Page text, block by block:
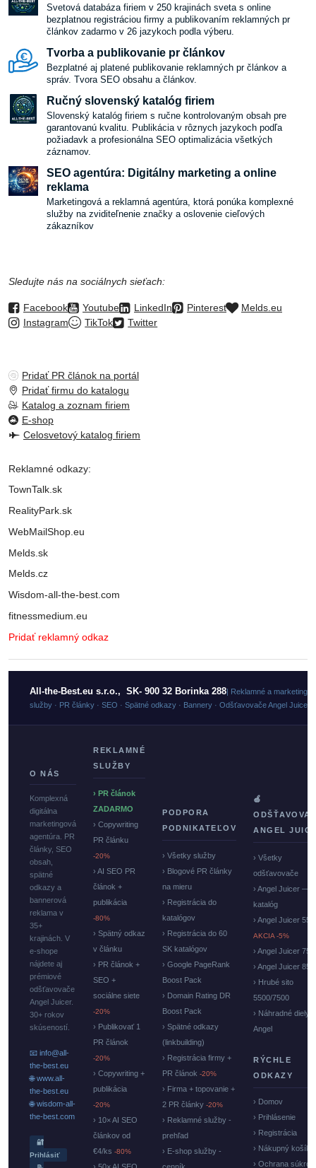
Svetová databáza firiem v 250 krajinách sveta s online
bezplatnou registráciou firmy a publikovaním reklamných pr
článkov zadarmo v 26 jazykoch podla výberu.
Tvorba a publikovanie pr článkov
Bezplatné aj platené publikovanie reklamných pr článkov a
správ. Tvora SEO obsahu a článkov.
Ručný slovenský katalóg firiem
Slovenský katalóg firiem s ručne kontrolovaným obsah pre
garantovanú kvalitu. Publikácia v rôznych jazykoch podľa
požiadavk a profesionálna SEO optimalizácia všetkých
záznamov.
SEO agentúra: Digitálny marketing a online
reklama
Marketingová a reklamná agentúra, ktorá ponúka komplexné
služby na zviditeľnenie značky a oslovenie cieľových
zákazníkov
Sledujte nás na sociálnych sieťach:
Facebook Youtube LinkedIn Pinterest
Melds.eu
Instagram
TikTok Twitter
Pridať PR článok na portál
Pridať firmu do katalogu
Katalog a zoznam firiem
E-shop
Celosvetový katalog firiem
Reklamné odkazy:
TownTalk.sk
RealityPark.sk
WebMailShop.eu
Melds.sk
Melds.cz
Wisdom-all-the-best.com
fitnessmedium.eu
Pridať reklamný odkaz
All-the-Best.eu s.r.o., SK- 900 32 Borinka 288| Reklamné a
služby · PR články · SEO · Spätné odkazy · Bannery · Odšťavovače Angel Juicer
O NÁS
Komplexná
digitálna
marketingová
agentúra. PR
články, SEO
obsah,
spätné
odkazy a
bannerová
reklama v
35+
krajinách. V
e-shope
nájdete aj
prémiové
odšťavovače
Angel Juicer.
30+ rokov
skúseností.
📧 info@all-
the-best.eu
🌐 www.all-
the-best.eu
🌐 wisdom-all-
the-best.com
🔐
Prihlásiť
REKLAMNÉ
SLUŽBY
› PR článok
ZADARMO
› Copywriting
PR článku
-20%
› AI SEO PR
článok +
publikácia
-80%
› Spätný odkaz
v článku
› PR článok +
SEO +
sociálne siete
-20%
› Publikovať 1
PR článok
-20%
› Copywriting +
publikácia
-20%
› 10× AI SEO
článkov od
€4/ks -80%
PODPORA
PODNIKATEĽOV
› Všetky služby
› Blogové PR články
na mieru
› Registrácia do
katalógov
› Registrácia do 60
SK katalógov
› Google PageRank
Boost Pack
› Domain Rating DR
Boost Pack
› Spätné odkazy
(linkbuilding)
› Registrácia firmy +
PR článok -20%
› Firma + topovanie +
2 PR články -20%
› Reklamné služby -
prehľad
› E-shop služby -
🍏
ANGEL
› Všetky
odšťavovače
› Angel Juicer —
katalóg
› Angel Juicer
AKCIA -5%
› Angel Juicer
› Angel Juicer
› Hrubé sito
5500/7500
› Náhradné diely
Angel
RÝCHLE
ODKAZY
› Domov
› Prihlásenie
› Registrácia
› Nákupný košík
› Ochrana